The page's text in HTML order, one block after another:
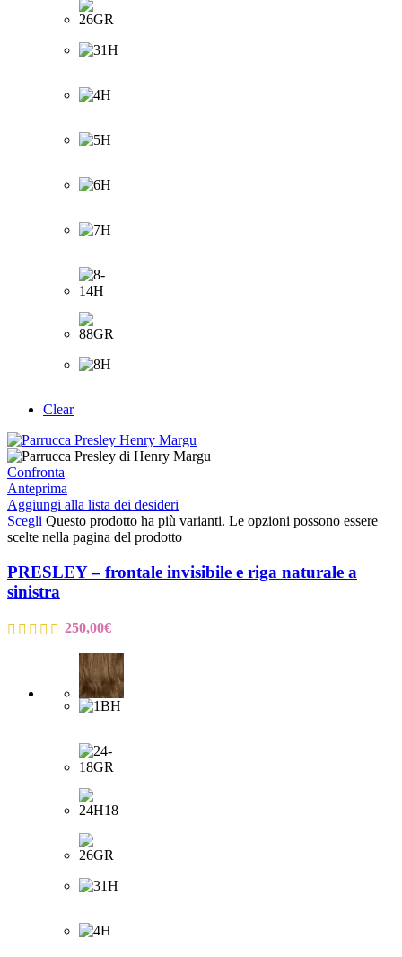
Clear
Confronta
Anteprima
Aggiungi alla lista dei desideri
Scegli Questo prodotto ha più varianti. Le opzioni possono essere
scelte nella pagina del prodotto
PRESLEY – frontale invisibile e riga naturale a
sinistra
250,00€